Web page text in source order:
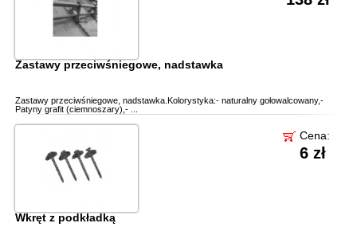
Zastawy przeciwśniegowe, nadstawka
Zastawy przeciwśniegowe, nadstawka.Kolorystyka:- naturalny gołowalcowany,-
Patyny grafit (ciemnoszary),- ...
Wkręt z podkładką
Cena:
6 zł